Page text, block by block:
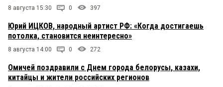
8 августа 15:30 0 397
Юрий ИЦКОВ, народный артист РФ: «Когда достигаешь
потолка, становится неинтересно»
8 августа 14:00 0 272
Омичей поздравили с Днем города белорусы, казахи,
китайцы и жители российских регионов